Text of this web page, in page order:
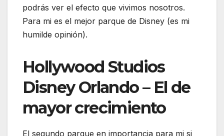
podrás ver el efecto que vivimos nosotros.
Para mi es el mejor parque de Disney (es mi
humilde opinión).
Hollywood Studios
Disney Orlando – El de
mayor crecimiento
El segundo parque en importancia para mi si